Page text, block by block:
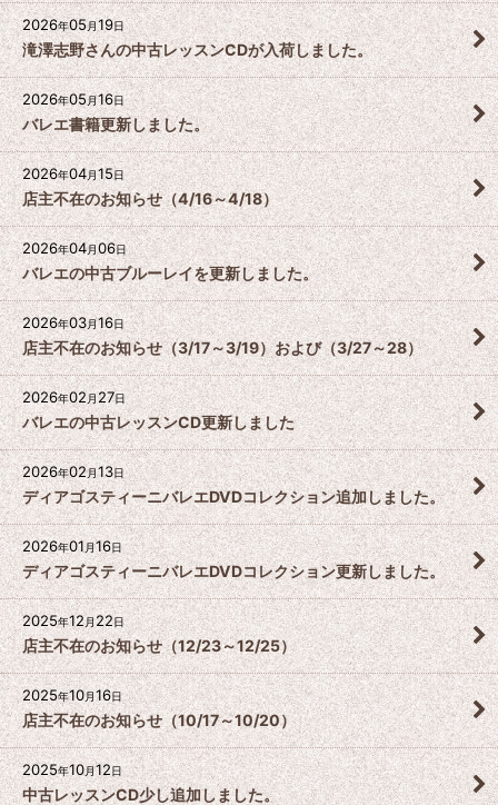
2026年05月19日
滝澤志野さんの中古レッスンCDが入荷しました。
2026年05月16日
バレエ書籍更新しました。
2026年04月15日
店主不在のお知らせ（4/16～4/18）
2026年04月06日
バレエの中古ブルーレイを更新しました。
2026年03月16日
店主不在のお知らせ（3/17～3/19）および（3/27～28）
2026年02月27日
バレエの中古レッスンCD更新しました
2026年02月13日
ディアゴスティーニバレエDVDコレクション追加しました。
2026年01月16日
ディアゴスティーニバレエDVDコレクション更新しました。
2025年12月 22日
店主不在のお知らせ（12/23～12/25）
2025年10月16日
店主不在のお知らせ（10/17～10/20）
2025年10月12日
中古レッスンCD少し追加しました。